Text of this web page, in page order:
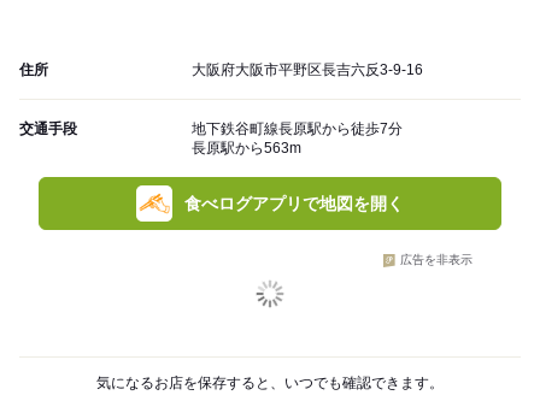
住所 大阪府大阪市平野区長吉六反3-9-16
交通手段
地下鉄谷町線長原駅から徒歩7分
長原駅から563m
食べログアプリで地図を開く
広告を非表示
気になるお店を保存すると、いつでも確認できます。